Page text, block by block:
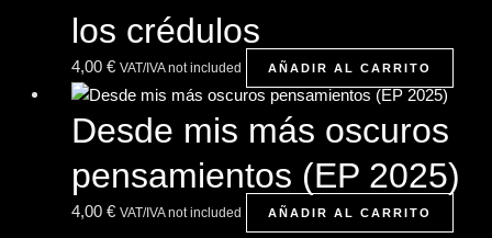
los crédulos
4,00 € VAT/IVA not included AÑADIR AL CARRITO
Desde mis más oscuros
pensamientos (EP 2025)
4,00 € VAT/IVA not included AÑADIR AL CARRITO